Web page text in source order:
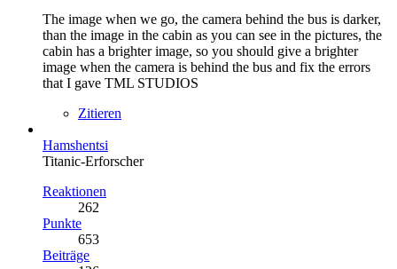
The image when we go, the camera behind the bus is darker,
than the image in the cabin as you can see in the pictures, the
cabin has a brighter image, so you should give a brighter
image when the camera is behind the bus and fix the errors
that I gave TML STUDIOS
Zitieren
Hamshentsi
Titanic-Erforscher
Reaktionen
262
Punkte
653
Beiträge